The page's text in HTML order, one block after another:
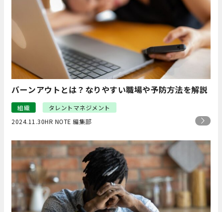
バーンアウトとは？なりやすい職場や予防方法を解説
組織
タレントマネジメント
2024.11.30HR NOTE 編集部